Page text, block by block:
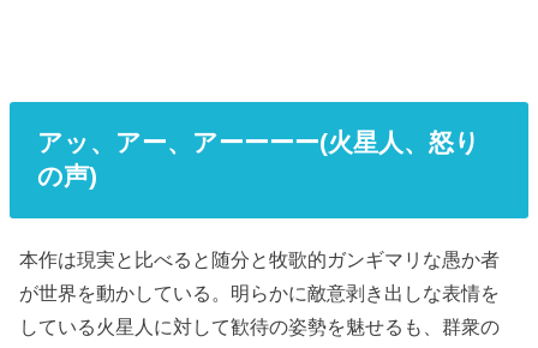
アッ、アー、アーーーー(火星人、怒り
の声)
本作は現実と比べると随分と牧歌的ガンギマリな愚か者
が世界を動かしている。明らかに敵意剥き出しな表情を
している火星人に対して歓待の姿勢を魅せるも、群衆の